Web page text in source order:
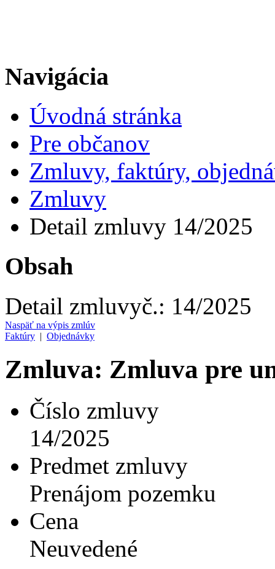
Navigácia
Úvodná stránka
Pre občanov
Zmluvy, faktúry,
Zmluvy
Detail zmluvy 14/2025
Obsah
Detail zmluvyč.: 14/2025
Naspäť na výpis zmlúv
Faktúry | Objednávky
Zmluva: Zmluva pre
Číslo zmluvy
14/2025
Predmet zmluvy
Prenájom pozemku
Cena
Neuvedené